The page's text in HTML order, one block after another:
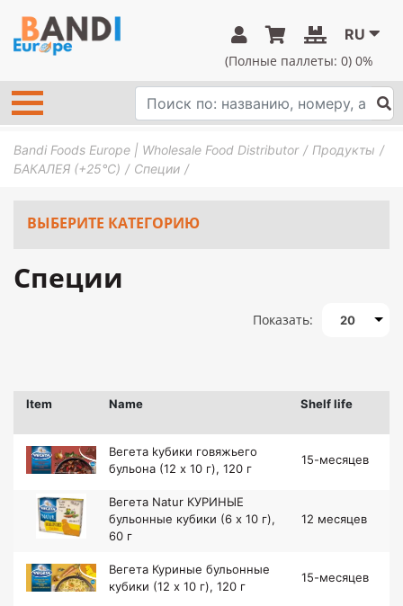
(Полные паллеты: 0) 0%
RU
Bandi Foods Europe | Wholesale Food Distributor
Продукты
БАКАЛЕЯ (+25°C)
Специи
ВЫБЕРИТЕ КАТЕГОРИЮ
Специи
Показать: 20
Item Name Shelf life
Вегета kубики говяжьего
бульона (12 x 10 г), 120 г
15-месяцев
Вегета Natur КУРИНЫЕ
бульонные кубики (6 x 10 г),
60 г
12 месяцев
Вегета Куриные бульонные
кубики (12 x 10 г), 120 г
15-месяцев